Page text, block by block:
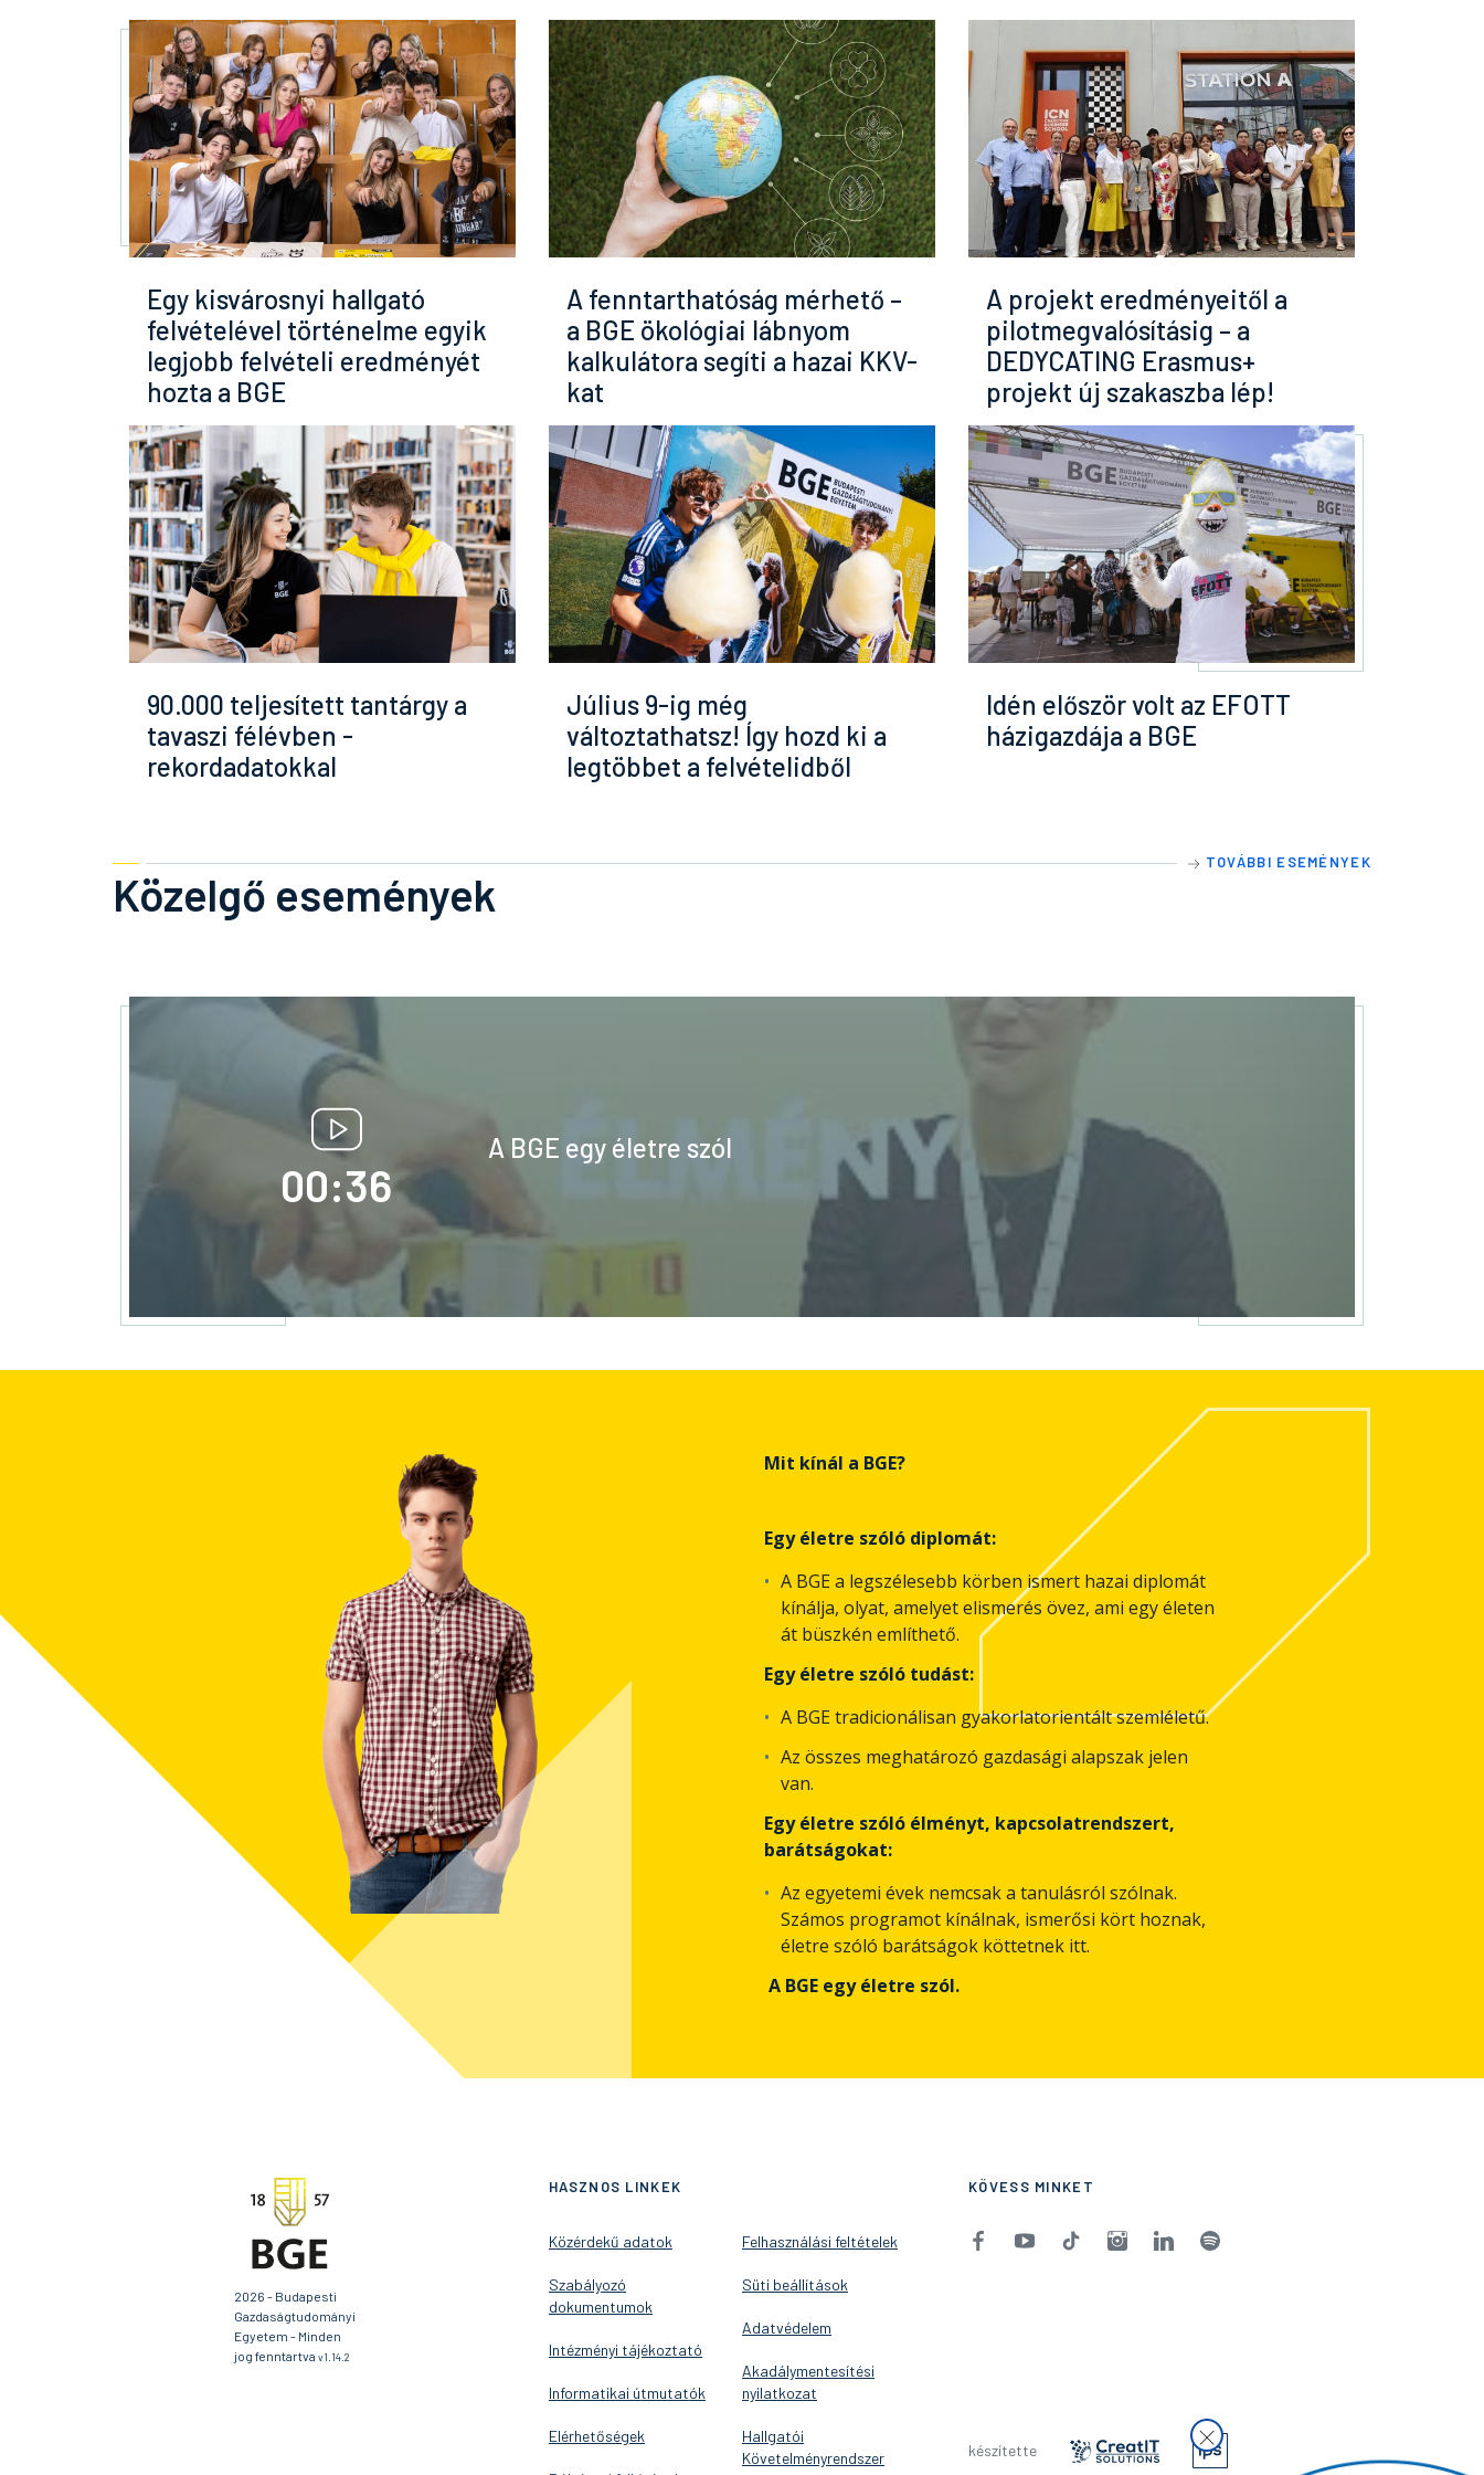
Egy kisvárosnyi hallgató
felvételével történelme egyik
legjobb felvételi eredményét
hozta a BGE
A fenntarthatóság mérhető –
a BGE ökológiai lábnyom
kalkulátora segíti a hazai KKV-
kat
A projekt eredményeitől a
pilotmegvalósításig – a
DEDYCATING Erasmus+
projekt új szakaszba lép!
90.000 teljesített tantárgy a
tavaszi félévben -
rekordadatokkal
Július 9-ig még
változtathatsz! Így hozd ki a
legtöbbet a felvételidből
Idén először volt az EFOTT
házigazdája a BGE
TOVÁBBI ESEMÉNYEK
Közelgő események
00:36
A BGE egy életre szól
Mit kínál a BGE?
Egy életre szóló diplomát:
A BGE a legszélesebb körben ismert hazai diplomát
kínálja, olyat, amelyet elismerés övez, ami egy életen
át büszkén említhető.
Egy életre szóló tudást:
A BGE tradicionálisan gyakorlatorientált szemléletű.
Az összes meghatározó gazdasági alapszak jelen
van.
Egy életre szóló élményt, kapcsolatrendszert,
barátságokat:
Az egyetemi évek nemcsak a tanulásról szólnak.
Számos programot kínálnak, ismerősi kört hoznak,
életre szóló barátságok köttetnek itt.
A BGE egy életre szól.
2026 - Budapesti
Gazdaságtudományi
Egyetem - Minden
jog fenntartva v1.14.2
HASZNOS LINKEK
Közérdekű adatok
Szabályozó
dokumentumok
Intézményi tájékoztató
Informatikai útmutatók
Elérhetőségek
Felhasználási feltételek
Süti beállítások
Adatvédelem
Akadálymentesítési
nyilatkozat
Hallgatói
Követelményrendszer
KÖVESS MINKET
készítette